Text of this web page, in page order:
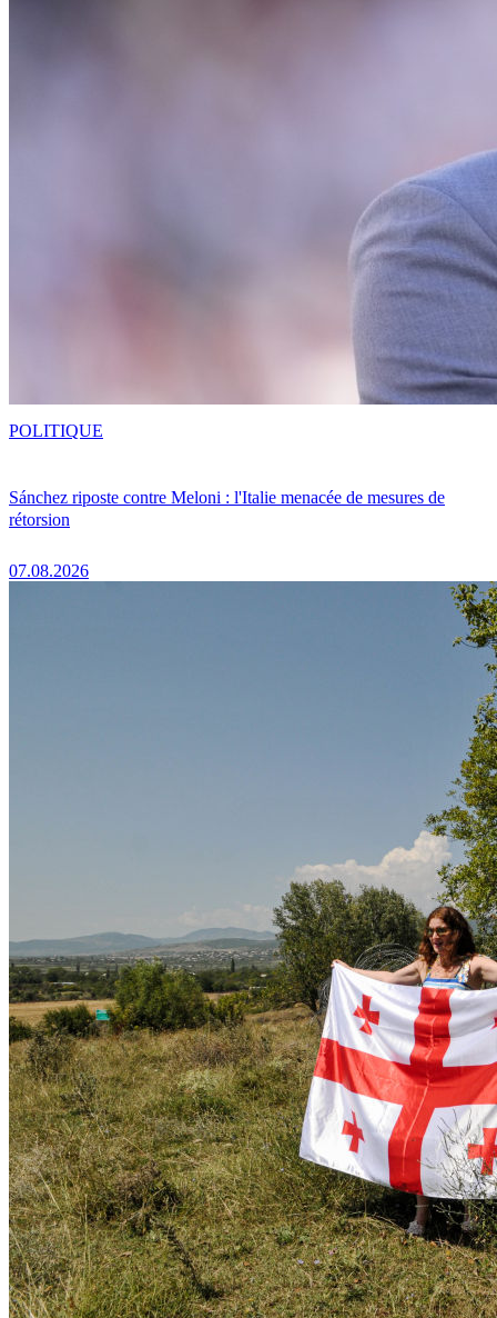
Sánchez riposte contre Meloni : l'Italie menacée de mesures de
rétorsion
07.08.2026
POLITIQUE